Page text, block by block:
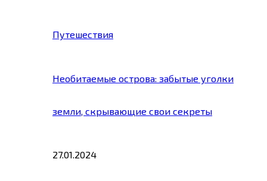
Путешествия
Необитаемые острова: забытые уголки
земли, скрывающие свои секреты
27.01.2024